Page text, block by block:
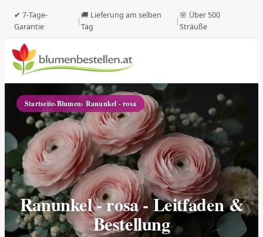
✔ 7-Tage-
Garantie
|
🚚 Lieferung am selben
Tag
|
🌸 Über 500
Sträuße
Startseite›Blumen› Ranunkel - rosa
Ranunkel - rosa - Leitfaden &
Bestellung